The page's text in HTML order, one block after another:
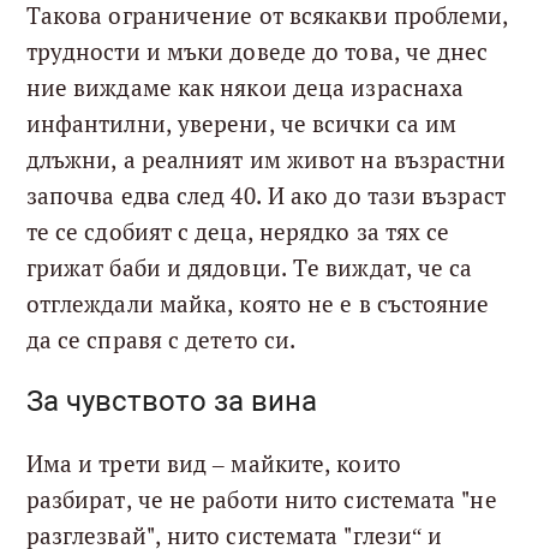
Такова ограничение от всякакви проблеми,
трудности и мъки доведе до това, че днес
ние виждаме как някои деца израснаха
инфантилни, уверени, че всички са им
длъжни, а реалният им живот на възрастни
започва едва след 40. И ако до тази възраст
те се сдобият с деца, нерядко за тях се
грижат баби и дядовци. Те виждат, че са
отглеждали майка, която не е в състояние
да се справя с детето си.
За чувството за вина
Има и трети вид – майките, които
разбират, че не работи нито системата "не
разглезвай", нито системата "глези“ и